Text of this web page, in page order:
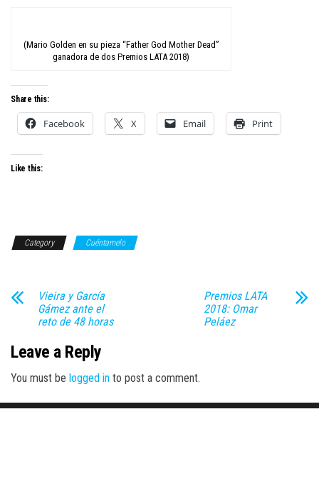
(Mario Golden en su pieza “Father God Mother Dead”
ganadora de dos Premios LATA 2018)
Share this:
Facebook X Email Print
Like this:
Category Cuéntamelo
Vieira y García
Gámez ante el
reto de 48 horas
Premios LATA
2018: Omar
Peláez
Leave a Reply
You must be logged in to post a comment.